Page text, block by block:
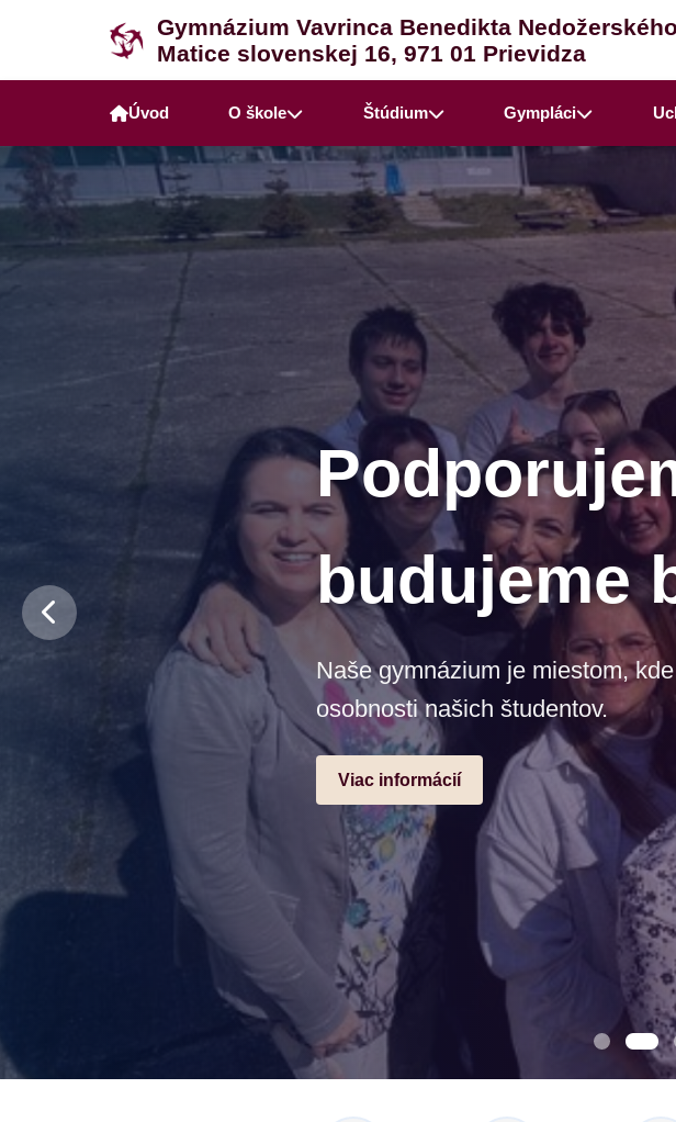
Gymnázium Vavrinca Benedikta Nedožerského
Matice slovenskej 16, 971 01 Prievidza
Úvod O škole Štúdium Gympláci
budujeme
Naše gymnázium je miestom,
osobnosti našich študentov.
Viac informácií